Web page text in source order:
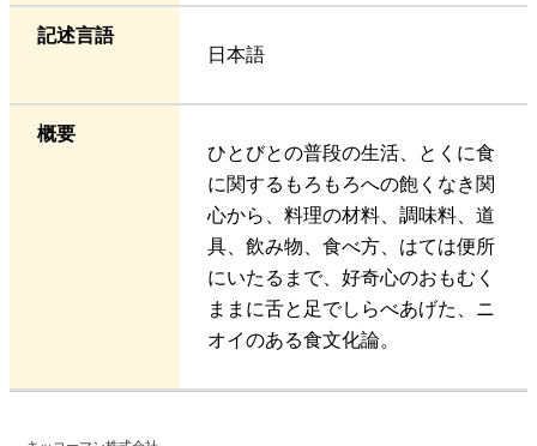
記述言語
日本語
概要
ひとびとの普段の生活、とくに食
に関するもろもろへの飽くなき関
心から、料理の材料、調味料、道
具、飲み物、食べ方、はては便所
にいたるまで、好奇心のおもむく
ままに舌と足でしらべあげた、ニ
オイのある食文化論。